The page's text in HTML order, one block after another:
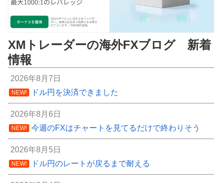
XMトレーダーの海外FXブログ 新着
情報
2026年8月7日
NEW! ドル円を決済できました
2026年8月6日
NEW! 今週のFXはチャートを見てるだけで終わりそう
2026年8月5日
NEW! ドル円のレートが戻るまで耐える